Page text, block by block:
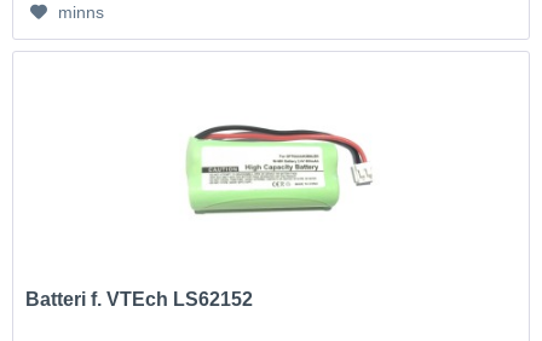
minns
Batteri f. VTEch LS62152